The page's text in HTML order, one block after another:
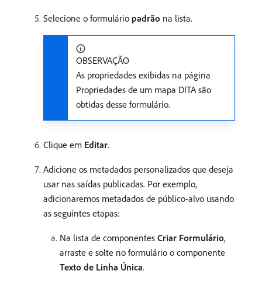
Selecione o formulário padrão na lista.
OBSERVAÇÃO
As propriedades exibidas na página
Propriedades de um mapa DITA são
obtidas desse formulário.
Clique em Editar.
Adicione os metadados personalizados que deseja
usar nas saídas publicadas. Por exemplo,
adicionaremos metadados de público-alvo usando
as seguintes etapas:
Na lista de componentes Criar Formulário,
arraste e solte no formulário o componente
Texto de Linha Única.